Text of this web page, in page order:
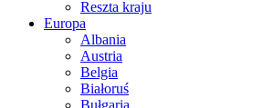
Reszta kraju
Europa
Albania
Austria
Belgia
Białoruś
Bułgaria